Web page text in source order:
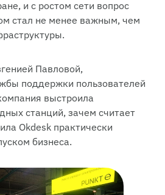
и с ростом сети вопрос
стал не менее важным, чем
Павловой,
поддержки пользователей
выстроила
станций, зачем считает
Okdesk практически
бизнеса.